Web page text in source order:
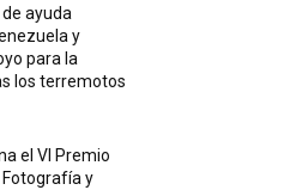
ayuda
y
para la
los terremotos
el VI Premio
Fotografía y